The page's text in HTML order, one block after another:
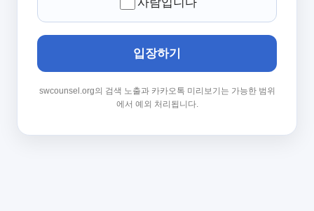
입장하기
swcounsel.org의 검색 노출과 카카오톡 미리보기는 가능한 범위
에서 예외 처리됩니다.